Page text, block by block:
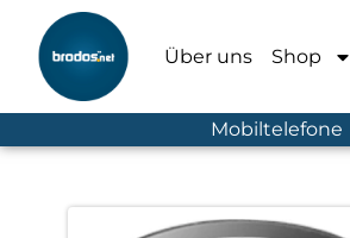
Über uns Shop
Mobiltelefone